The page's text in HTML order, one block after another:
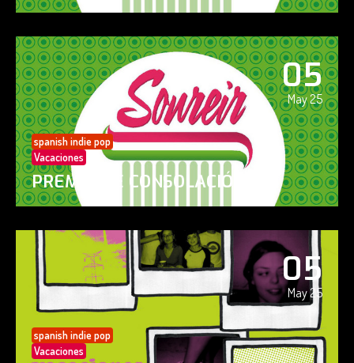
05
May 25
spanish indie pop
Vacaciones
PREMIO DE CONSOLACIÓN
05
May 25
spanish indie pop
Vacaciones